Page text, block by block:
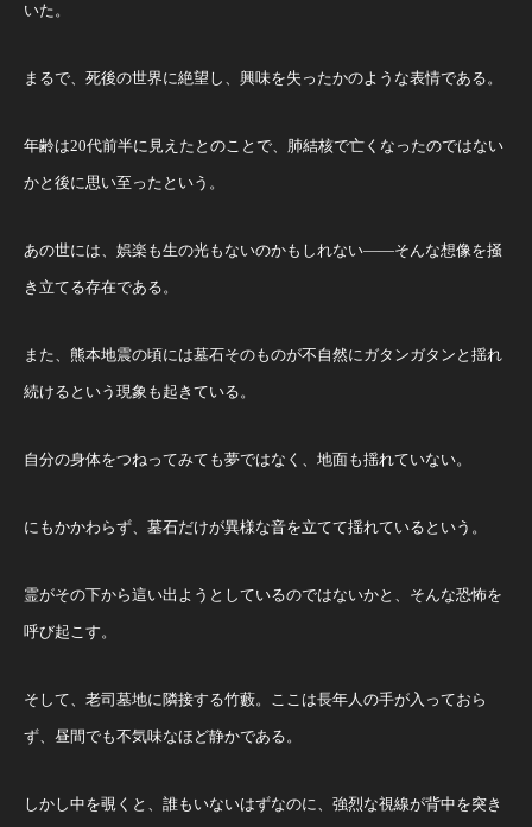
いた。
まるで、死後の世界に絶望し、興味を失ったかのような表情である。
年齢は20代前半に見えたとのことで、肺結核で亡くなったのではない
かと後に思い至ったという。
あの世には、娯楽も生の光もないのかもしれない――そんな想像を掻
き立てる存在である。
また、熊本地震の頃には墓石そのものが不自然にガタンガタンと揺れ
続けるという現象も起きている。
自分の身体をつねってみても夢ではなく、地面も揺れていない。
にもかかわらず、墓石だけが異様な音を立てて揺れているという。
霊がその下から這い出ようとしているのではないかと、そんな恐怖を
呼び起こす。
そして、老司墓地に隣接する竹藪。ここは長年人の手が入っておら
ず、昼間でも不気味なほど静かである。
しかし中を覗くと、誰もいないはずなのに、強烈な視線が背中を突き